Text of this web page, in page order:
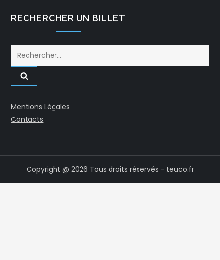
RECHERCHER UN BILLET
Rechercher :
Mentions Légales
Contacts
Copyright @ 2026 Tous droits réservés - teuco.fr